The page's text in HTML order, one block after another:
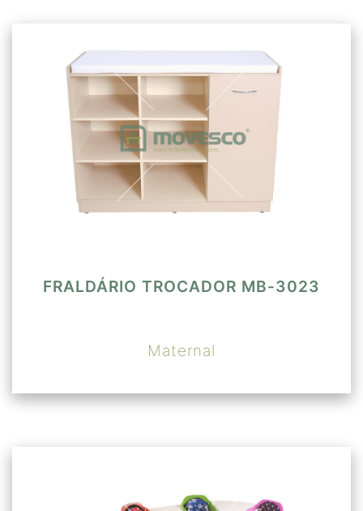
FRALDÁRIO TROCADOR MB-3023
Maternal